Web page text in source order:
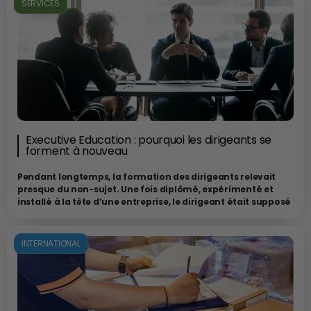
SERVICES
Executive Education : pourquoi les dirigeants se
forment à nouveau
Pendant longtemps, la formation des dirigeants relevait
presque du non-sujet. Une fois diplômé, expérimenté et
installé à la tête d’une entreprise, le dirigeant était supposé
blanches passées sur des dossiers sensibles étaient censés
suffire à forger définitivement la compétence. Cette
époque semble aujourd’hui révolue, laissant place à une
nouvelle dynamique où les dirigeants ont compris que,
dans un monde économique en transformation
permanente, l’Executive Education n’est plus un simple effet
INTERNATIONAL